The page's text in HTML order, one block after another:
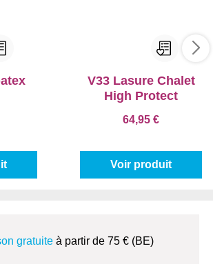
V33 Lasure Chalet
High Protect
64,95 €
Voir produit
gratuiteà partir de 75 € (BE)